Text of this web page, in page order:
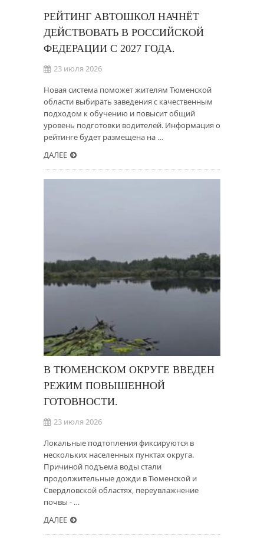
РЕЙТИНГ АВТОШКОЛ НАЧНЁТ
ДЕЙСТВОВАТЬ В РОССИЙСКОЙ
ФЕДЕРАЦИИ С 2027 ГОДА.
23 июля 2026
Новая система поможет жителям Тюменской
области выбирать заведения с качественным
подходом к обучению и повысит общий
уровень подготовки водителей. Информация о
рейтинге будет размещена на …
ДАЛЕЕ
В ТЮМЕНСКОМ ОКРУГЕ ВВЕДЕН
РЕЖИМ ПОВЫШЕННОЙ
ГОТОВНОСТИ.
23 июля 2026
Локальные подтопления фиксируются в
нескольких населенных пунктах округа.
Причиной подъема воды стали
продолжительные дожди в Тюменской и
Свердловской областях, переувлажнение
почвы - …
ДАЛЕЕ